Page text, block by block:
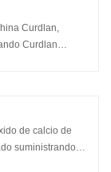
Curdlan,
Curdlan
y la estabilidad
de calcio de
suministrando